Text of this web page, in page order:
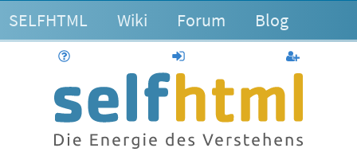
SELFHTML Wiki Forum Blog
anmelden